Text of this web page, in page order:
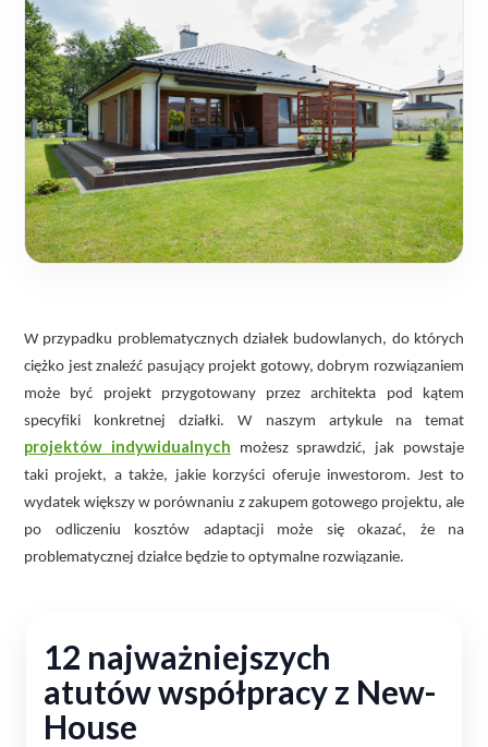
W przypadku problematycznych działek budowlanych, do których
ciężko jest znaleźć pasujący projekt gotowy, dobrym rozwiązaniem
może być projekt przygotowany przez architekta pod kątem
specyfiki konkretnej działki. W naszym artykule na temat
projektów indywidualnych
możesz sprawdzić, jak powstaje
taki projekt, a także, jakie korzyści oferuje inwestorom. Jest to
wydatek większy w porównaniu z zakupem gotowego projektu, ale
po odliczeniu kosztów adaptacji może się okazać, że na
problematycznej działce będzie to optymalne rozwiązanie.
12 najważniejszych
atutów współpracy z New-
House